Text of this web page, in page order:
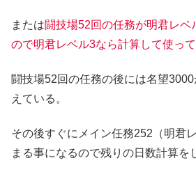
または闘技場52回の任務が明君レベ
ので明君レベル3なら計算して使って
闘技場52回の任務の後には名望
えている。
その後すぐにメイン任務252（明君
まる事になるので残りの日数計算を